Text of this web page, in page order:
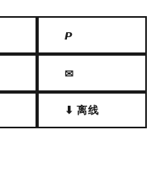
𝙋
✉
⬇ 离线